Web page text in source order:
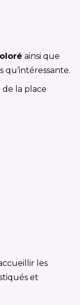
ainsi que
la place
les
et